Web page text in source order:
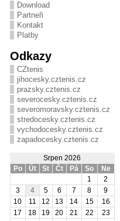
Download
Partneři
Kontakt
Platby
Odkazy
CZtenis
jihocesky.cztenis.cz
prazsky.cztenis.cz
severocesky.cztenis.cz
severomoravsky.cztenis.cz
stredocesky.cztenis.cz
vychodocesky.cztenis.cz
zapadocesky.cztenis.cz
Srpen 2026
Po
Út St Čt Pá So
Ne
1
2
3
4 5 6 7 8
9
10
11 12 13 14 15
16
17
18 19 20 21 22
23